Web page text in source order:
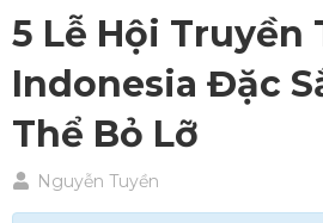
5 Lễ Hội Truyền
Indonesia Đặc
Thể Bỏ Lỡ
Nguyễn Tuyền